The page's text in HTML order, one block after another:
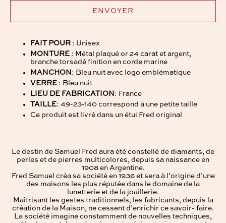
FAIT POUR : Unisex
MONTURE : Métal plaqué or 24 carat et argent,
branche torsadé finition en corde marine
MANCHON : Bleu nuit avec logo emblématique
VERRE : Bleu nuit
LIEU DE FABRICATION : France
TAILLE: 49-23-140 correspond à une petite taille
Ce produit est livré dans un étui Fred original
Le destin de Samuel Fred aura été constellé de diamants, de
perles et de pierres multicolores, depuis sa naissance en
1908 en Argentine.
Fred Samuel créa sa société en 1936 et sera à l’origine d’une
des maisons les plus réputée dans le domaine de la
lunetterie et de la joaillerie.
Maîtrisant les gestes traditionnels, les fabricants, depuis la
création de la Maison, ne cessent d’enrichir ce savoir- faire.
La société imagine constamment de nouvelles techniques,